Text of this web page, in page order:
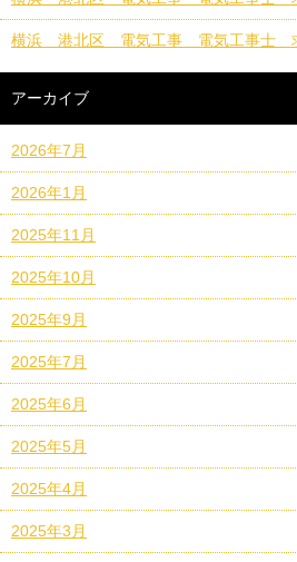
横浜 港北区 電気工事 電気工事士
アーカイブ
2026年7月
2026年1月
2025年11月
2025年10月
2025年9月
2025年7月
2025年6月
2025年5月
2025年4月
2025年3月